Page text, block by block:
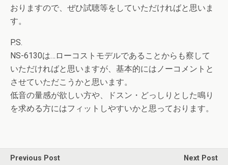
おりますので、ぜひ試聴等をしていただければと思いま
す。
P.S.
NS-6130は…ローコストモデルであることからも察して
いただければと思いますが、基本的にはノーコメントと
させていただこうかと思います。
低音の量感が欲しい方や、ドスン・どっしりとした鳴り
を求める方にはフィットしやすいかと思っております。
Previous Post Next Post